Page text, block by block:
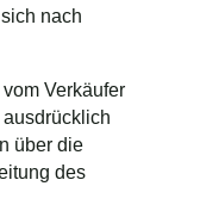
nach
Verkäufer
über die
des